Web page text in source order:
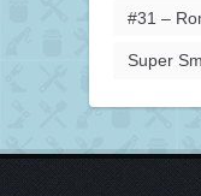
#31 –
Super